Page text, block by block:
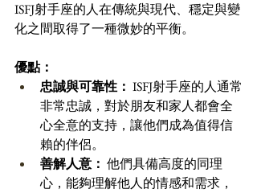
ISFJ射手座的人在傳統與現代、穩定與變
化之間取得了一種微妙的平衡。
優點：
忠誠與可靠性： ISFJ射手座的人通常
非常忠誠，對於朋友和家人都會全
心全意的支持，讓他們成為值得信
賴的伴侶。
善解人意： 他們具備高度的同理
心，能夠理解他人的情感和需求，